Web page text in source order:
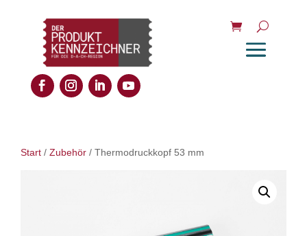
Start / Zubehör / Thermodruckkopf 53 mm